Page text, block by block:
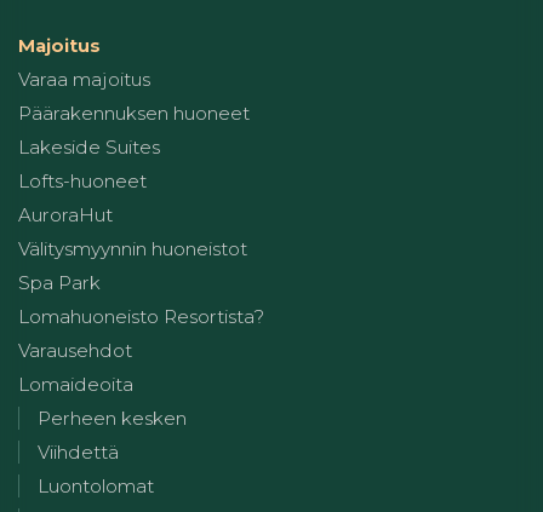
Majoitus
Varaa majoitus
Päärakennuksen huoneet
Lakeside Suites
Lofts-huoneet
AuroraHut
Välitysmyynnin huoneistot
Spa Park
Lomahuoneisto Resortista?
Varausehdot
Lomaideoita
Perheen kesken
Viihdettä
Luontolomat